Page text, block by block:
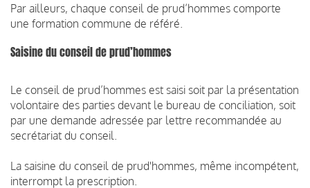
Par ailleurs, chaque conseil de prud’hommes comporte
une formation commune de référé.
Saisine du conseil de prud’hommes
Le conseil de prud’hommes est saisi soit par la présentation
volontaire des parties devant le bureau de conciliation, soit
par une demande adressée par lettre recommandée au
secrétariat du conseil.
La saisine du conseil de prud'hommes, même incompétent,
interrompt la prescription.